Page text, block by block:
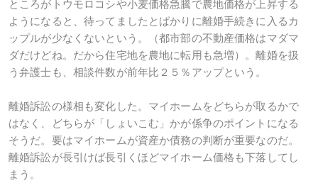
ところがトウモロコシや小麦価格急騰で農地価格が上昇する
ようになると、待ってましたとばかりに離婚手続きに入るカ
ップルが少なくないという。（都市部の不動産価格はマダマ
ダだけどね。だから住宅地を農地に転用も急増）。離婚を扱
う弁護士も、相談件数が前年比２５％アップという。
離婚訴訟の様相も変化した。マイホームをどちらが取るかで
はなく、どちらが「しょいこむ」かが係争のポイントになる
そうだ。要はマイホームが資産か債務の判断が重要なのだ。
離婚訴訟が長引けば長引くほどマイホーム価格も下落してし
まう。